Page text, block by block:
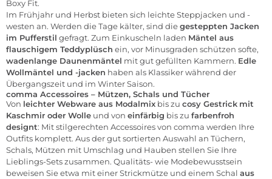
Boxy Fit.
Im Frühjahr und Herbst bieten sich leichte Steppjacken und -
westen an. Werden die Tage kälter, sind diegesteppten Jacken
im Pufferstil gefragt. Zum Einkuscheln laden Mäntel aus
flauschigem Teddyplüsch ein, vor Minusgraden schützen softe,
wadenlange Daunenmäntel mit gut gefüllten Kammern. Edle
Wollmäntel und -jacken haben als Klassiker während der
Übergangszeit und im Winter Saison.
comma Accessoires – Mützen, Schals und Tücher
Von leichter Webware aus Modalmix bis zu cosy Gestrick mit
Kaschmir oder Wolle und von einfärbig bis zu farbenfroh
designt: Mit stilgerechten Accessoires von comma werden Ihre
Outfits komplett. Aus der gut sortierten Auswahl an Tüchern,
Schals, Mützen mit Umschlag und Hauben stellen Sie Ihre
Lieblings-Sets zusammen. Qualitäts- wie Modebewusstsein
beweisen Sie etwa mit einer Strickmütze und einem Schal aus